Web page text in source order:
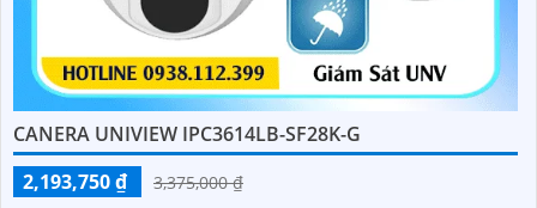
CANERA UNIVIEW IPC3614LB-SF28K-G
2,193,750 ₫
3,375,000 ₫